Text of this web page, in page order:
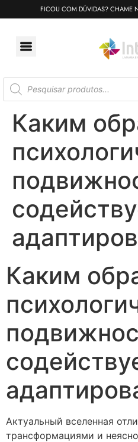
FICOU COM DÚVIDAS? CHAME
Каким
Каким
Актуальный вселенная
трансформациями и